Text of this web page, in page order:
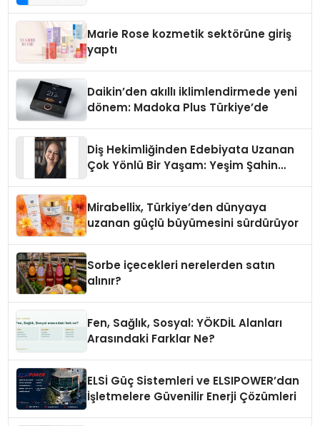
Marie Rose kozmetik sektörüne giriş
yaptı
Daikin’den akıllı iklimlendirmede yeni
dönem: Madoka Plus Türkiye’de
Diş Hekimliğinden Edebiyata Uzanan
Çok Yönlü Bir Yaşam: Yeşim Şahin
Mirabellix, Türkiye’den dünyaya
uzanan güçlü büyümesini sürdürüyor
Sorbe içecekleri nerelerden satın
alınır?
Fen, Sağlık, Sosyal: YÖKDİL Alanları
Arasındaki Farklar Ne?
ELSİ Güç Sistemleri ve ELSIPOWER’dan
İşletmelere Güvenilir Enerji Çözümleri